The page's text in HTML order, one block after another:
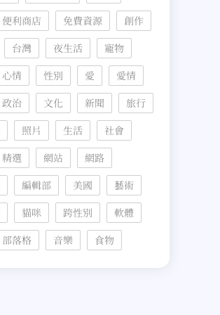
便利商店 免費資源
創作
台灣 夜生活
寵物
心情 性別 愛
愛情
政治 文化 新聞
旅行
照片 生活
社會
精選 網站
網路
編輯部 美國
藝術
貓咪 跨性別
軟體
部落格 音樂 食物